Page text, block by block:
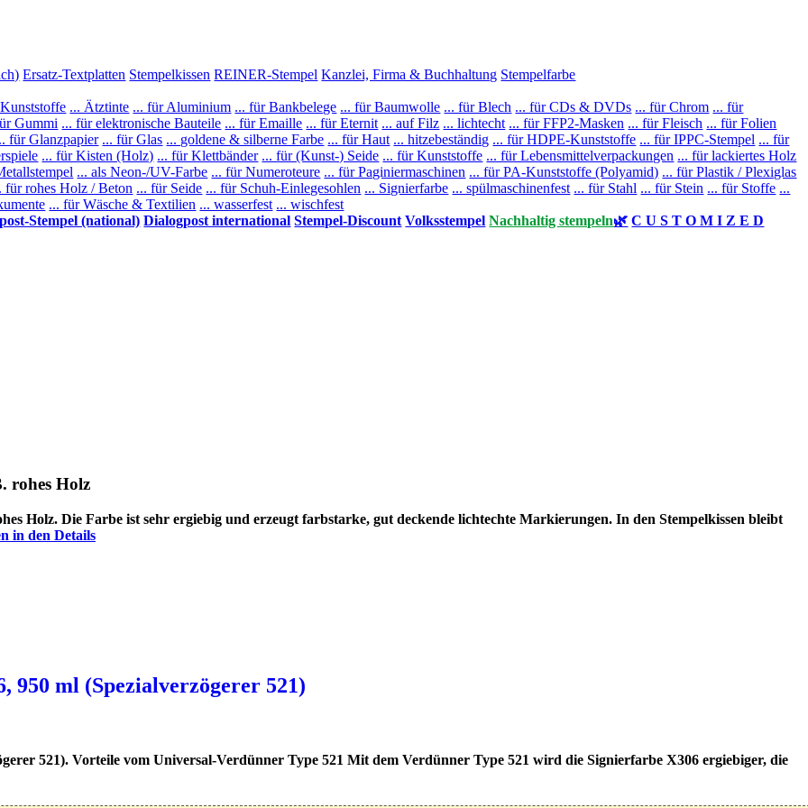
Ersatz-Textplatten Stempelkissen REINER-Stempel Kanzlei, Firma & Buchhaltung Stempelfarbe
... Ätztinte ... für Aluminium ... für Bankbelege ... für Baumwolle ... für Blech ... für CDs & DVDs ... für Chrom ... für
Gummi ... für elektronische Bauteile ... für Emaille ... für Eternit ... auf Filz ... lichtecht ... für FFP2-Masken ... für Fleisch ... für Folien
für Glanzpapier ... für Glas ... goldene & silberne Farbe ... für Haut ... hitzebeständig ... für HDPE-Kunststoffe ... für IPPC-Stempel ... für
... für Kisten (Holz) ... für Klettbänder ... für (Kunst-) Seide ... für Kunststoffe ... für Lebensmittelverpackungen ... für lackiertes Holz
... als Neon-/UV-Farbe ... für Numeroteure ... für Paginiermaschinen ... für PA-Kunststoffe (Polyamid) ... für Plastik / Plexiglas
für rohes Holz / Beton ... für Seide ... für Schuh-Einlegesohlen ... Signierfarbe ... spülmaschinenfest ... für Stahl ... für Stein ... für Stoffe ...
... für Wäsche & Textilien ... wasserfest ... wischfest
Stempel (national) Dialogpost international Stempel-Discount Volksstempel Nachhaltig stempeln🌿 C U S T O M I Z E D
rohes Holz
Holz. Die Farbe ist sehr ergiebig und erzeugt farbstarke, gut deckende lichtechte Markierungen. In den Stempelkissen bleibt
in den Details
950 ml (Spezialverzögerer 521)
521). Vorteile vom Universal-Verdünner Type 521 Mit dem Verdünner Type 521 wird die Signierfarbe X306 ergiebiger, die